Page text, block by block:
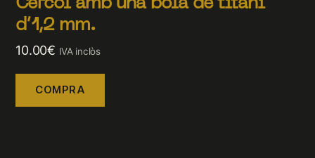
Cèrcol amb una bola de titani
d’1,2 mm.
10.00€ IVA inclòs
COMPRA